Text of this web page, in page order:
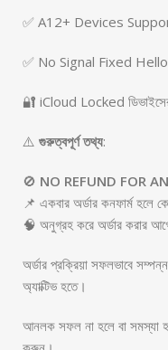
✅ A12+ Devices
✅ No Signal Fixed
🔐 iCloud Locked ডিভাইসের
⚠️ গুরুত্বপূর্ণ তথ্য:
🚫 NO REFUND FOR
📌 একবার অর্ডার কনফার্ম হলে
🧠 অনুগ্রহ করে অর্ডার করার
অর্ডার প্রক্রিয়া সফলভাবে
অ্যাক্টিভ হতে।
আনলক সফল না হলে বা সমস্যা